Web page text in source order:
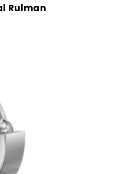
Rulman